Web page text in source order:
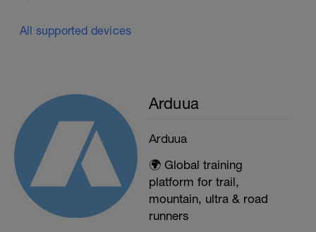
All supported devices
Arduua
Arduua
🌍 Global training
platform for trail,
mountain, ultra & road
runners